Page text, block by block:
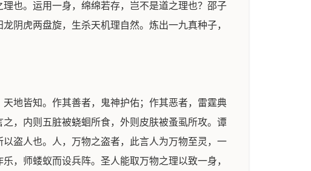
也。运用一身，绵绵若存，岂不是道之理也？邵子
阴虎两盘旋，生杀天机理自然。炼出一九真种子，
地皆知。作其善者，鬼神护佑；作其恶者，雷霆典
，内则五脏被蛲蛔所食，外则皮肤被蚤虱所攻。谭
盗人也。人，万物之盗者，此言人为万物至灵，一
，师蝼蚁而设兵阵。圣人能取万物之理以致一身，